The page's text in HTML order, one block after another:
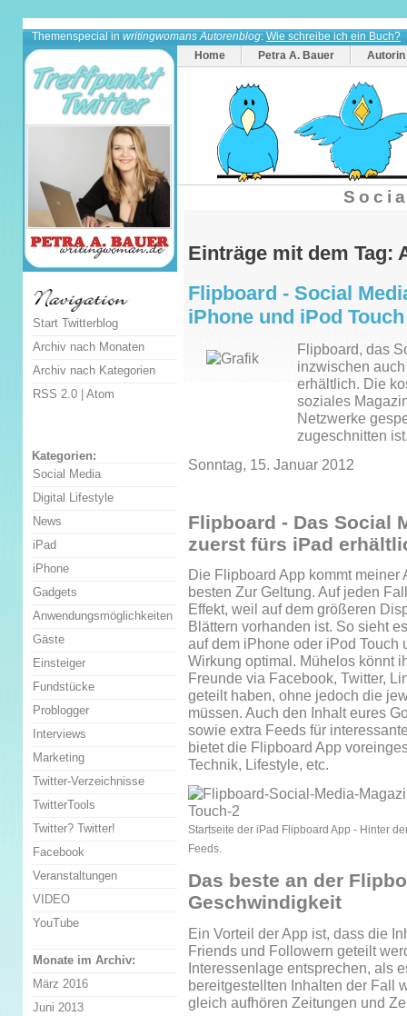
Themenspecial in writingwomans Autorenblog: Wie schreibe ich ein Buch?
Home
Petra A. Bauer Autorin
Einträge mit dem Tag:
Flipboard - Social
iPhone und iPod Touch
Flipboard, das
inzwischen
erhältlich. Die
soziales
Netzwerke
zugeschnitten
Sonntag, 15. Januar 2012
Flipboard - Das Social
zuerst fürs iPad
Die Flipboard App kommt meiner
besten Zur Geltung. Auf jeden
Effekt, weil auf dem größeren
Blättern vorhanden ist. So sieht
auf dem iPhone oder iPod Touch
Wirkung optimal. Mühelos könnt
Freunde via Facebook, Twitter,
geteilt haben, ohne jedoch die
müssen. Auch den Inhalt eures
sowie extra Feeds für
bietet die Flipboard App
Technik, Lifestyle, etc.
Startseite der iPad Flipboard App - Hinter
Feeds.
Das beste an der
Geschwindigkeit
Ein Vorteil der App ist, dass die
Friends und Followern geteilt
Interessenlage entsprechen, als
bereitgestellten Inhalten der Fall
gleich aufhören Zeitungen und
Start Twitterblog
Archiv nach Monaten
Archiv nach Kategorien
RSS 2.0 | Atom
Kategorien:
Social Media
Digital Lifestyle
News
iPad
iPhone
Gadgets
Anwendungsmöglichkeiten
Gäste
Einsteiger
Fundstücke
Problogger
Interviews
Marketing
Twitter-Verzeichnisse
TwitterTools
Twitter? Twitter!
Facebook
Veranstaltungen
VIDEO
YouTube
Monate im Archiv:
März 2016
Juni 2013